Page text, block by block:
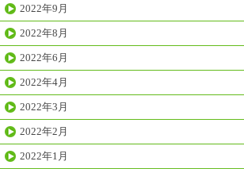
2022年9月
2022年8月
2022年6月
2022年4月
2022年3月
2022年2月
2022年1月